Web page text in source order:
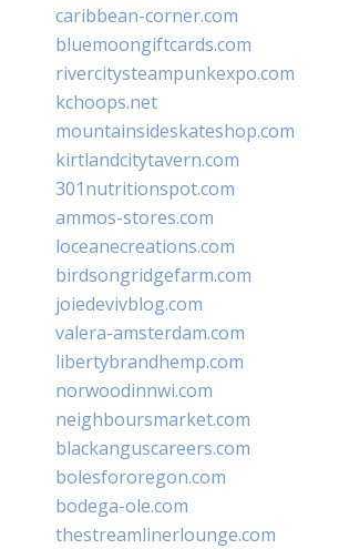
caribbean-corner.com
bluemoongiftcards.com
rivercitysteampunkexpo.com
kchoops.net
mountainsideskateshop.com
kirtlandcitytavern.com
301nutritionspot.com
ammos-stores.com
loceanecreations.com
birdsongridgefarm.com
joiedevivblog.com
valera-amsterdam.com
libertybrandhemp.com
norwoodinnwi.com
neighboursmarket.com
blackanguscareers.com
bolesfororegon.com
bodega-ole.com
thestreamlinerlounge.com